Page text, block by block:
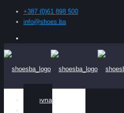
+387 (0)61 898 500
info@shoes.ba
Naslovna